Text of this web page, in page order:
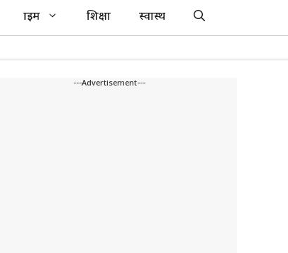
क्राइम शिक्षा स्वास्थ
---Advertisement---